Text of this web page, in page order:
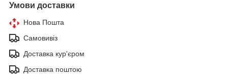
Умови доставки
Нова Пошта
Самовивіз
Доставка кур'єром
Доставка поштою